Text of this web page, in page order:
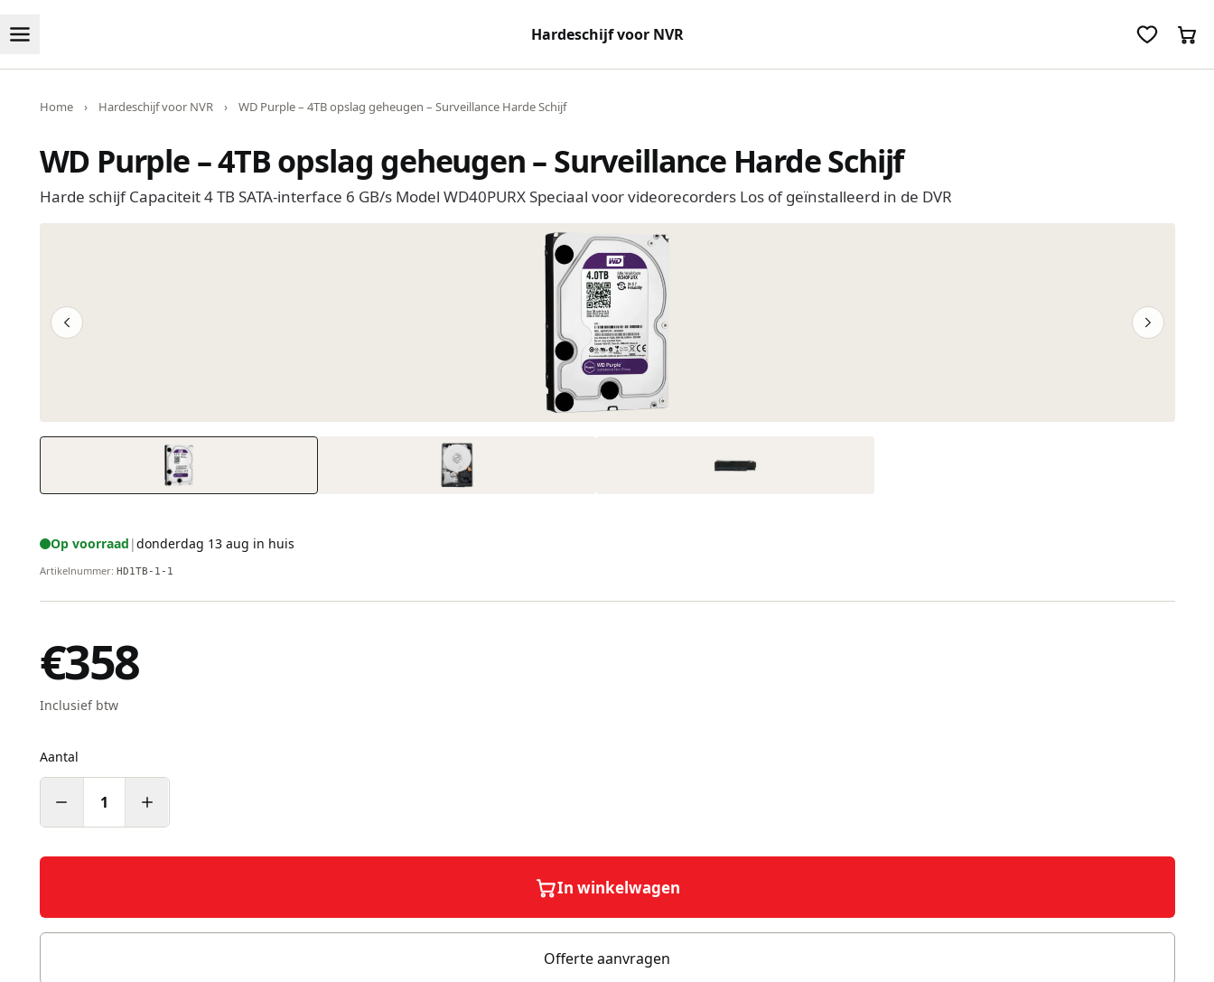
Hardeschijf voor NVR
Home › Hardeschijf voor NVR › WD Purple – 4TB opslag geheugen – Surveillance Harde Schijf
WD Purple – 4TB opslag geheugen – Surveillance Harde Schijf
Harde schijf Capaciteit 4 TB SATA-interface 6 GB/s Model WD40PURX Speciaal voor videorecorders Los of geïnstalleerd in de DVR
Op voorraad |donderdag 13 aug in huis
Artikelnummer: HD1TB-1-1
€358
Inclusief btw
Aantal
1
In winkelwagen
Offerte aanvragen